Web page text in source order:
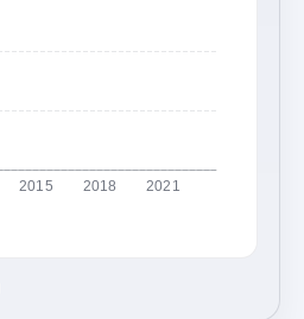
2015 2018 2021